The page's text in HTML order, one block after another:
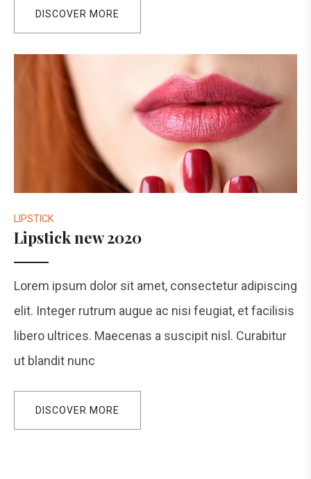
DISCOVER MORE
LIPSTICK
Lipstick new 2020​
Lorem ipsum dolor sit amet, consectetur adipiscing
elit. Integer rutrum augue ac nisi feugiat, et facilisis
libero ultrices. Maecenas a suscipit nisl. Curabitur
ut blandit nunc
DISCOVER MORE